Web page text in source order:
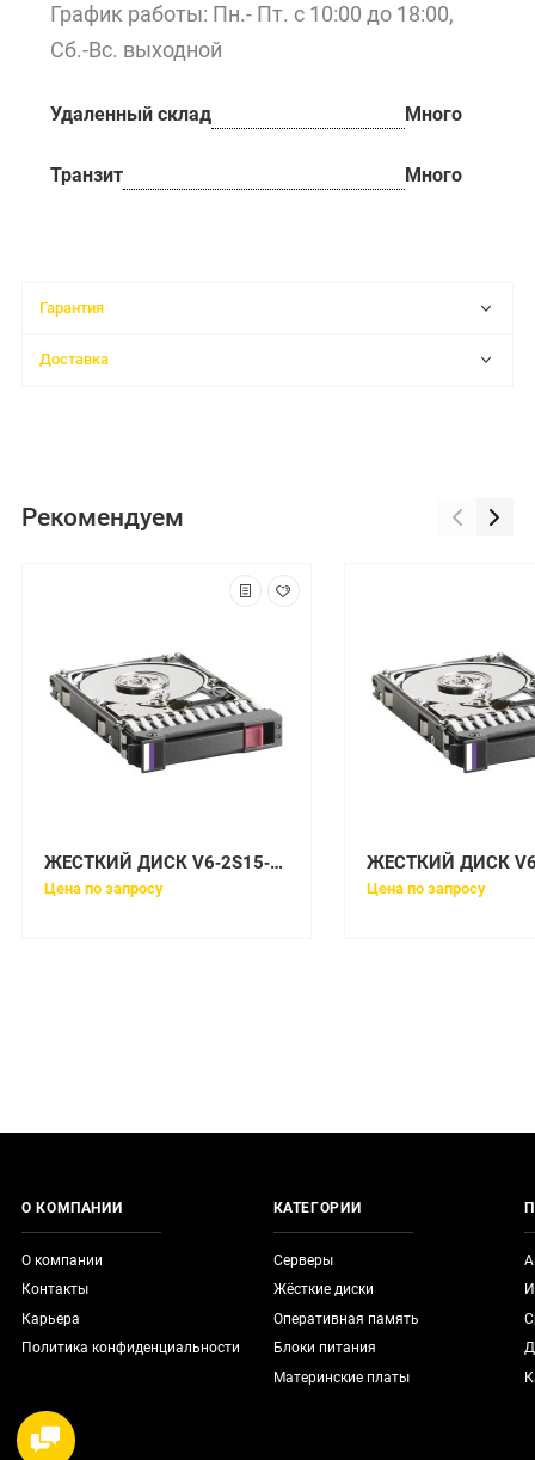
График работы: Пн.- Пт. с 10:00 до 18:00,
Сб.-Вс. выходной
Удаленный склад Много
Транзит Много
Гарантия
Доставка
Рекомендуем
ЖЕСТКИЙ ДИСК V6‐2S15‐600TU EMC VNXe3200 600GB 15K SAS 25X2.5 TAA UPG
Цена по запросу Цена по запросу
О КОМПАНИИ
О компании
Контакты
Карьера
Политика конфиденциальности
КАТЕГОРИИ
Серверы
Жёсткие диски
Оперативная память
Блоки питания
Материнские платы